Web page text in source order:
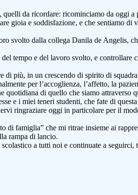
da ricordare: ricominciamo da oggi
gioia e soddisfazione, e che sentiamo
svolto dalla collega Danila de Angelis,
tempo e del lavoro svolto, e
di più, in un crescendo di spirito di
per l’accoglienza, l’affetto, la
quotidiana di quello che siamo attraverso
e i miei teneri studenti, che fate di
ringraziare oggi in particolare per il
di famiglia” che mi ritrae insieme ai
rampa di lancio.
a tutti noi e continuate a seguirci,